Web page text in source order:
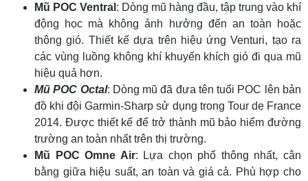
Mũ POC Ventral : Dòng mũ hàng đầu, tập trung vào khí
động học mà không ảnh hưởng đến an toàn hoặc
thông gió. Thiết kế dựa trên hiệu ứng Venturi, tạo ra
các vùng luồng không khí khuyến khích gió đi qua mũ
hiệu quả hơn.
Mũ POC Octal: Dòng mũ đã đưa tên tuổi POC lên bản
đồ khi đội Garmin-Sharp sử dụng trong Tour de France
2014. Được thiết kế để trở thành mũ bảo hiểm đường
trường an toàn nhất trên thị trường.
Mũ POC Omne Air: Lựa chọn phổ thông nhất, cân
bằng giữa hiệu suất, an toàn và giá cả. Phù hợp cho